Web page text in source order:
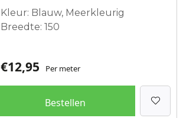
Kleur: Blauw, Meerkleurig
Breedte: 150
€12,95 Per meter
Bestellen